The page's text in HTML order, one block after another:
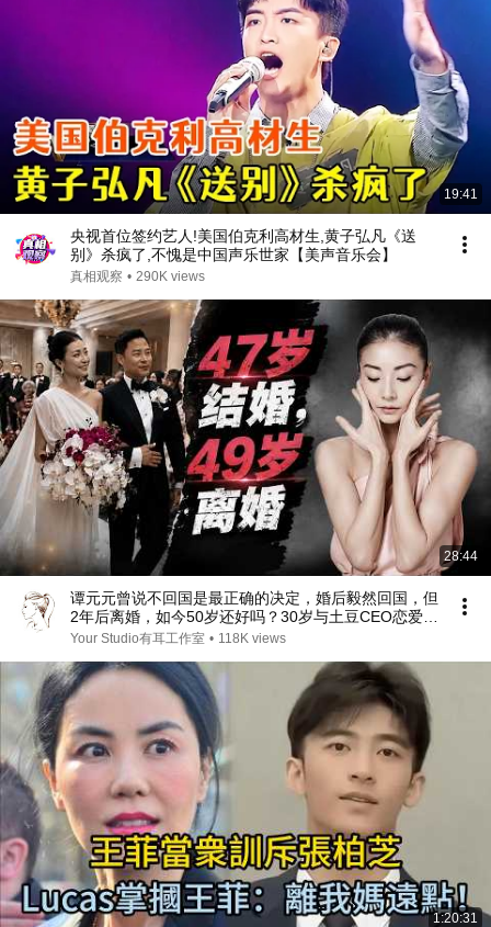
19:41
央视首位签约艺人!美国伯克利高材生,黄子弘凡《送
别》杀疯了,不愧是中国声乐世家【美声音乐会】
真相观察 • 290K views
28:44
谭元元曾说不回国是最正确的决定，婚后毅然回国，但
2年后离婚，如今50岁还好吗？30岁与土豆CEO恋爱
后，对婚姻不再抱希望。
Your Studio有耳工作室 • 118K views
1:20:31